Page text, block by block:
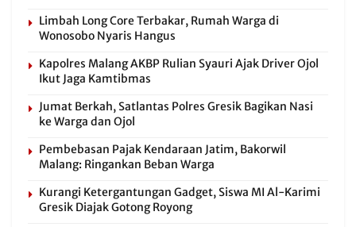
Limbah Long Core Terbakar, Rumah Warga di
Wonosobo Nyaris Hangus
Kapolres Malang AKBP Rulian Syauri Ajak Driver Ojol
Ikut Jaga Kamtibmas
Jumat Berkah, Satlantas Polres Gresik Bagikan Nasi
ke Warga dan Ojol
Pembebasan Pajak Kendaraan Jatim, Bakorwil
Malang: Ringankan Beban Warga
Kurangi Ketergantungan Gadget, Siswa MI Al-Karimi
Gresik Diajak Gotong Royong